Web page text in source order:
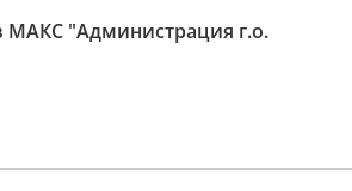
МАКС "Администрация г.о.